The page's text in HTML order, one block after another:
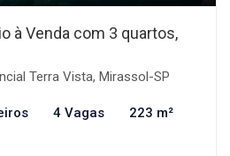
à Venda com 3 quartos,
Terra Vista, Mirassol-SP
4 Vagas 223 m²